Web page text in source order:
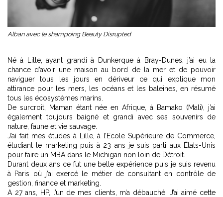
Alban avec le shampoing Beauty Disrupted
Né à Lille, ayant grandi à Dunkerque à Bray-Dunes, j’ai eu la
chance d’avoir une maison au bord de la mer et de pouvoir
naviguer tous les jours en dériveur ce qui explique mon
attirance pour les mers, les océans et les baleines, en résumé
tous les écosystèmes marins.
De surcroît, Maman étant née en Afrique, à Bamako (Mali), j’ai
également toujours baigné et grandi avec ses souvenirs de
nature, faune et vie sauvage.
J’ai fait mes études à Lille, à l’Ecole Supérieure de Commerce,
étudiant le marketing puis à 23 ans je suis parti aux États-Unis
pour faire un MBA dans le Michigan non loin de Détroit.
Durant deux ans ce fut une belle expérience puis je suis revenu
à Paris où j’ai exercé le métier de consultant en contrôle de
gestion, finance et marketing.
A 27 ans, HP, l’un de mes clients, m’a débauché. J’ai aimé cette